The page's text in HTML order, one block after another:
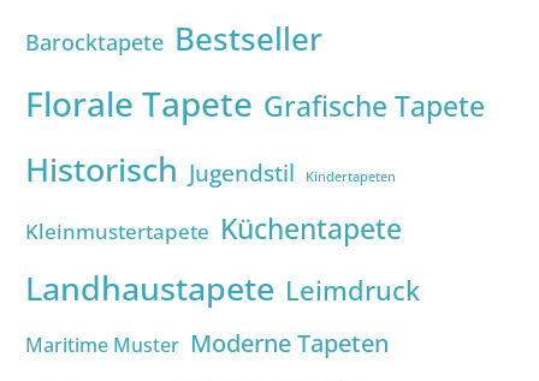
Barocktapete Bestseller
Florale Tapete Grafische Tapete
Historisch Jugendstil Kindertapeten
Kleinmustertapete Küchentapete
Landhaustapete Leimdruck
Maritime Muster Moderne Tapeten